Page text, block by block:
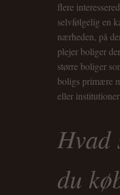
flere
selvfølgelig en
nærheden, på
plejer boliger
større boliger
boligs primære
eller
Hvad
du